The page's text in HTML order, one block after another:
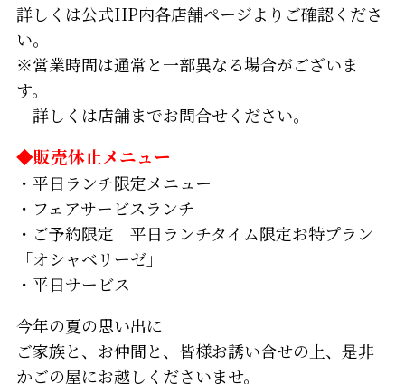
詳しくは公式HP内各店舗ページよりご確認くださ
い。
※営業時間は通常と一部異なる場合がございま
す。
詳しくは店舗までお問合せください。
◆販売休止メニュー
・平日ランチ限定メニュー
・フェアサービスランチ
・ご予約限定 平日ランチタイム限定お特プラン
「オシャベリーゼ」
・平日サービス
今年の夏の思い出に
ご家族と、お仲間と、皆様お誘い合せの上、是非
かごの屋にお越しくださいませ。